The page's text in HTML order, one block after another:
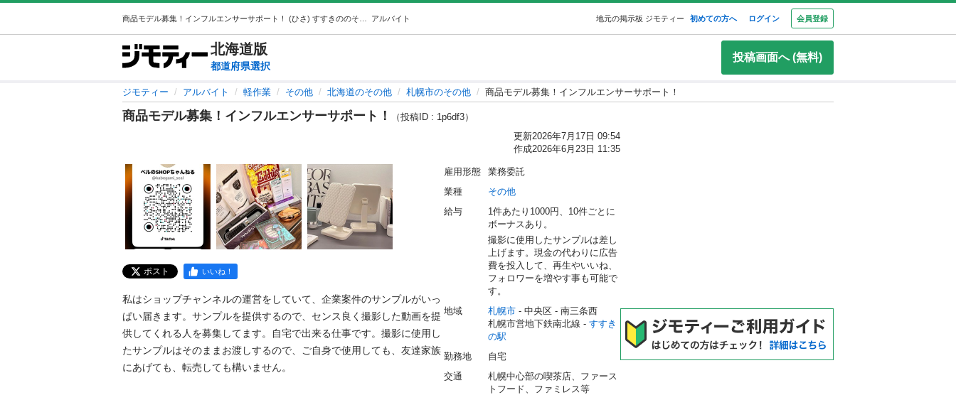
アルバイト 地元の掲示板 ジモティー 初めての方へ ログイン 会員登録
北海道版
都道府県選択
投稿画面へ (無料)
ジモティー アルバイト 軽作業 その他 北海道のその他 札幌市のその他 商品モデル募集！インフルエンサーサポート！
商品モデル募集！インフルエンサーサポート！
（投稿ID : 1p6df3）
更新2026年7月17日 09:54
作成2026年6月23日 11:35
ポスト いいね！
私はショップチャンネルの運営をしていて、企業案件のサンプルがいっ
ぱい届きます。サンプルを提供するので、センス良く撮影した動画を提
供してくれる人を募集してます。自宅で出来る仕事です。撮影に使用し
たサンプルはそのままお渡しするので、ご自身で使用しても、友達家族
にあげても、転売しても構いません。
雇用形態
業務委託
業種
その他
給与
1件あたり1000円、10件ごとに
ボーナスあり。
撮影に使用したサンプルは差し
上げます。現金の代わりに広告
費を投入して、再生やいいね、
フォロワーを増やす事も可能で
す。
地域
札幌市 - 中央区 - 南三条西
札幌市営地下鉄南北線 - すすき
の駅
勤務地
自宅
交通
札幌中心部の喫茶店、ファース
トフード、ファミレス等